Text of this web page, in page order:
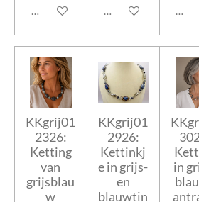
In winkelwagen In winkelwagen In
KKgrij01
2326:
Ketting
van
grijsblau
w
KKgrij01
2926:
Kettinkj
e in grijs-
en
blauwtin
in